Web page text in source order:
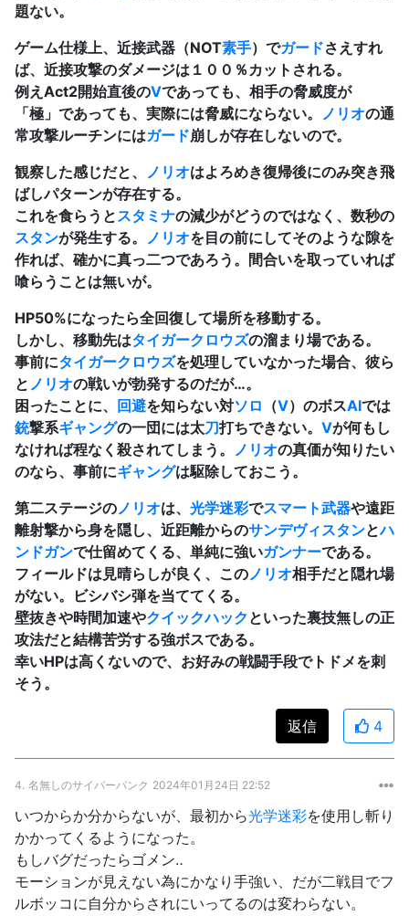
題ない。
ゲーム仕様上、近接武器（NOT素手）でガードさえすれ
ば、近接攻撃のダメージは１００％カットされる。
例えAct2開始直後のVであっても、相手の脅威度が
「極」であっても、実際には脅威にならない。
ノリオの通
常攻撃ルーチンにはガード崩しが存在しないので。
観察した感じだと、
ノリオはよろめき復帰後にのみ突き飛
ばしパターンが存在する。
これを食らうと スタミナの減少がどうのではなく、数秒の
スタンが発生する。 ノリオを目の前にしてそのような隙を
作れば、確かに真っ二つであろう。間合いを取っていれば
喰らうことは無いが。
HP50%になったら全回復して場所を移動する。
しかし、移動先はタイガークロウズの溜まり場である。
事前にタイガークロウズを処理していなかった場合、彼ら
と ノリオの戦いが勃発するのだが…。
困ったことに、 回避を知らない対ソロ （V）のボスAIでは
銃撃系ギャングの一団には太刀打ちできない。 Vが何もし
なければ程なく殺されてしまう。
ノリオの真価が知りたい
のなら、事前にギャングは駆除しておこう。
第二ステージの ノリオは、 光学迷彩でスマート武器や遠距
離射撃から身を隠し、近距離からのサンデヴィスタンとハ
ンドガンで仕留めてくる、単純に強いガンナーである。
フィールドは見晴らしが良く、この ノリオ相手だと隠れ場
がない。ビシバシ弾を当ててくる。
壁抜きや時間加速やクイックハック といった裏技無しの正
攻法だと結構苦労する強ボスである。
幸いHPは高くないので、お好みの戦闘手段でトドメを刺
そう。
返信 4
4. 名無しのサイバーパンク 2024年01月24日 22:52
いつからか分からないが、最初から光学迷彩を使用し斬り
かかってくるようになった。
もしバグだったらゴメン‥
モーションが見えない為にかなり手強い、だが二戦目でフ
ルボッコに自分からされにいってるのは変わらない。